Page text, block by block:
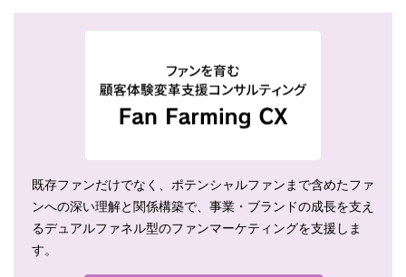
既存ファンだけでなく、ポテンシャルファンまで含めたファ
ンへの深い理解と関係構築で、事業・ブランドの成長を支え
るデュアルファネル型のファンマーケティングを支援しま
す。